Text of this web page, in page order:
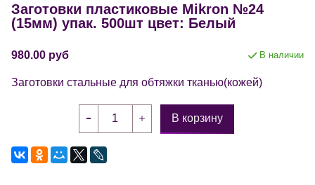
Заготовки пластиковые Mikron №24
(15мм) упак. 500шт цвет: Белый
980.00 руб В наличии
Заготовки стальные для обтяжки тканью(кожей)
В корзину